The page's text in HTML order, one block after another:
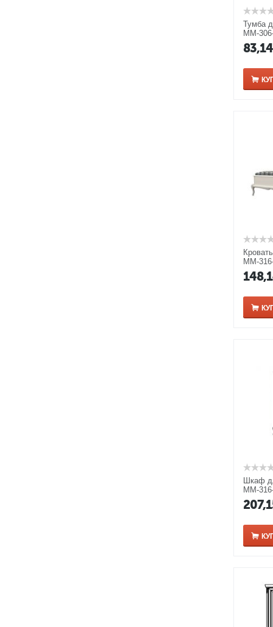
Тумба
ММ-
ММ-
Шкаф
ММ-